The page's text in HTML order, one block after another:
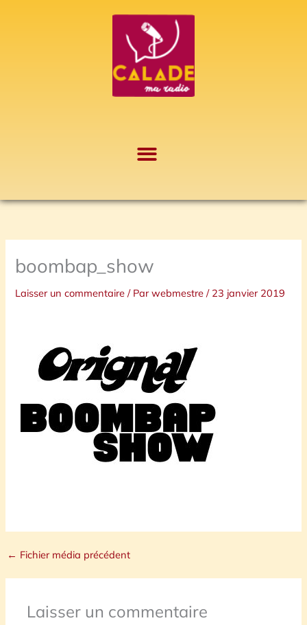
boombap_show
Laisser un commentaire / Parwebmestre/ 23 janvier 2019
← Fichier média précédent
Laisser un commentaire